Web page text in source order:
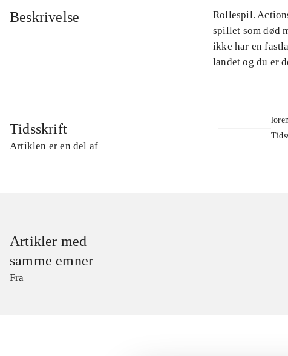
Beskrivelse
Rollespil.
spillet som død
ikke har en
landet og du er
Tidsskrift
Artiklen er en del af
Artikler med
samme emner
Fra